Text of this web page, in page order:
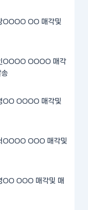
OO 매각및
OOOO 매각
OOOO 매각및
OOO 매각및
OOO 매각및 매